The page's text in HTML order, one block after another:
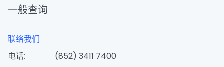
一般查询
联络我们
电话:
(852) 3411 7400